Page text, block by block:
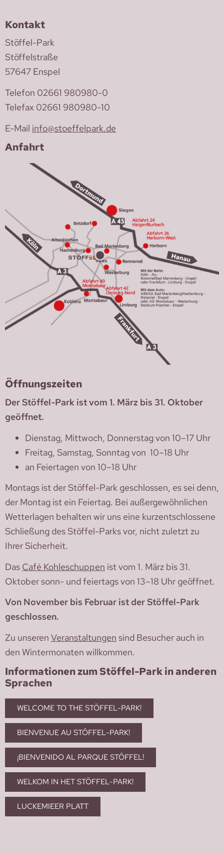
Kontakt
Stöffel-Park
Stöffelstraße
57647 Enspel
Telefon 02661 980980-0
Telefax 02661 980980-10
E-Mail info@stoeffelpark.de
Anfahrt
Öffnungszeiten
Der Stöffel-Park ist vom 1. März bis 31. Oktober
geöffnet.
Dienstag, Mittwoch, Donnerstag von 10–17 Uhr
Freitag, Samstag, Sonntag von 10–18 Uhr
an Feiertagen von 10–18 Uhr
Montags ist der Stöffel-Park geschlossen, es sei denn,
der Montag ist ein Feiertag. Bei außergewöhnlichen
Wetterlagen behalten wir uns eine kurzentschlossene
Schließung des Stöffel-Parks vor, nicht zuletzt zu
Ihrer Sicherheit.
Das Café Kohleschuppen ist vom 1. März bis 31.
Oktober sonn- und feiertags von 13–18 Uhr geöffnet.
Von November bis Februar ist der Stöffel-Park
geschlossen.
Zu unseren Veranstaltungen sind Besucher auch in
den Wintermonaten willkommen.
Informationen zum Stöffel-Park in anderen
Sprachen
WELCOME TO THE STÖFFEL-PARK!
BIENVENUE AU STÖFFEL-PARK!
¡BIENVENIDO AL PARQUE STÖFFEL!
WELKOM IN HET STÖFFEL-PARK!
LUCKEMIEER PLATT